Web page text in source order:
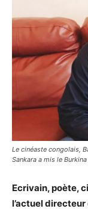
Le cinéaste congolais,
Sankara a mis le
Ecrivain, poète,
l’actuel